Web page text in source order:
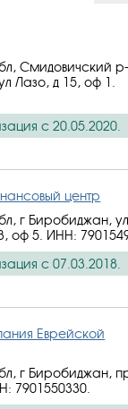
Смидовичский
Лазо, д 15, оф 1.
с 20.05.2020.
центр
г Биробиджан,
оф 5. ИНН:
с 07.03.2018.
Еврейской
г Биробиджан,
7901550330